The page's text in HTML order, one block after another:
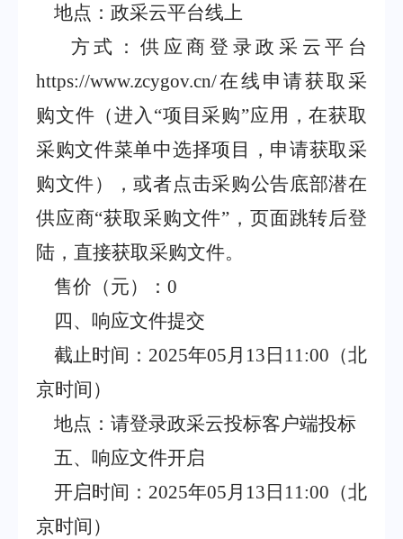
地点：政采云平台线上
方式：供应商登录政采云平台
https://www.zcygov.cn/在线申请获取采
购文件（进入 “项目采购”应用，在获取
采购文件菜单中选择项目，申请获取采
购文件），或者点击采购公告底部潜在
供应商“获取采购文件” ，页面跳转后登
陆，直接获取采购文件。
售价（元）： 0
四、响应文件提交
截止时间： 2025年05月 13 日 11:00 （北
京时间）
地点：请登录政采云投标客户端投标
五、响应文件开启
开启时间： 2025年05月 13 日 11:00 （北
京时间）